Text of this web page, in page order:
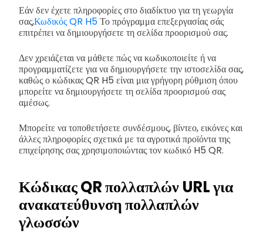
Εάν δεν έχετε πληροφορίες στο διαδίκτυο για τη γεωργία
σας,Κωδικός QR H5Το πρόγραμμα επεξεργασίας σάς
επιτρέπει να δημιουργήσετε τη σελίδα προορισμού σας.
Δεν χρειάζεται να μάθετε πώς να κωδικοποιείτε ή να
προγραμματίζετε για να δημιουργήσετε την ιστοσελίδα σας,
καθώς ο κώδικας QR H5 είναι μια γρήγορη ρύθμιση όπου
μπορείτε να δημιουργήσετε τη σελίδα προορισμού σας
αμέσως.
Μπορείτε να τοποθετήσετε συνδέσμους, βίντεο, εικόνες και
άλλες πληροφορίες σχετικά με τα αγροτικά προϊόντα της
επιχείρησης σας χρησιμοποιώντας τον κωδικό H5 QR.
Κώδικας QR πολλαπλών URL για
ανακατεύθυνση πολλαπλών
γλωσσών